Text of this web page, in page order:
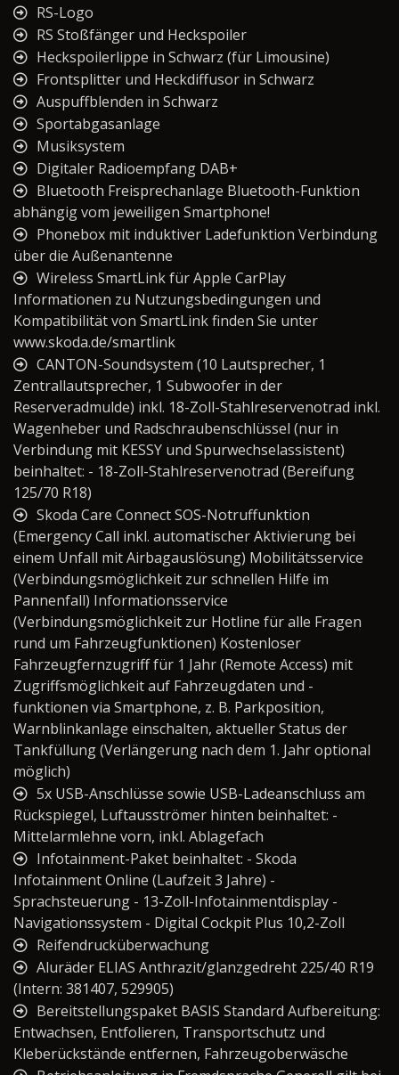
RS-Logo
RS Stoßfänger und Heckspoiler
Heckspoilerlippe in Schwarz (für Limousine)
Frontsplitter und Heckdiffusor in Schwarz
Auspuffblenden in Schwarz
Sportabgasanlage
Musiksystem
Digitaler Radioempfang DAB+
Bluetooth Freisprechanlage Bluetooth-Funktion
abhängig vom jeweiligen Smartphone!
Phonebox mit induktiver Ladefunktion Verbindung
über die Außenantenne
Wireless SmartLink für Apple CarPlay
Informationen zu Nutzungsbedingungen und
Kompatibilität von SmartLink finden Sie unter
www.skoda.de/smartlink
CANTON-Soundsystem (10 Lautsprecher, 1
Zentrallautsprecher, 1 Subwoofer in der
Reserveradmulde) inkl. 18-Zoll-Stahlreservenotrad inkl.
Wagenheber und Radschraubenschlüssel (nur in
Verbindung mit KESSY und Spurwechselassistent)
beinhaltet: - 18-Zoll-Stahlreservenotrad (Bereifung
125/70 R18)
Skoda Care Connect SOS-Notruffunktion
(Emergency Call inkl. automatischer Aktivierung bei
einem Unfall mit Airbagauslösung) Mobilitätsservice
(Verbindungsmöglichkeit zur schnellen Hilfe im
Pannenfall) Informationsservice
(Verbindungsmöglichkeit zur Hotline für alle Fragen
rund um Fahrzeugfunktionen) Kostenloser
Fahrzeugfernzugriff für 1 Jahr (Remote Access) mit
Zugriffsmöglichkeit auf Fahrzeugdaten und -
funktionen via Smartphone, z. B. Parkposition,
Warnblinkanlage einschalten, aktueller Status der
Tankfüllung (Verlängerung nach dem 1. Jahr optional
möglich)
5x USB-Anschlüsse sowie USB-Ladeanschluss am
Rückspiegel, Luftausströmer hinten beinhaltet: -
Mittelarmlehne vorn, inkl. Ablagefach
Infotainment-Paket beinhaltet: - Skoda
Infotainment Online (Laufzeit 3 Jahre) -
Sprachsteuerung - 13-Zoll-Infotainmentdisplay -
Navigationssystem - Digital Cockpit Plus 10,2-Zoll
Reifendrucküberwachung
Aluräder ELIAS Anthrazit/glanzgedreht 225/40 R19
(Intern: 381407, 529905)
Bereitstellungspaket BASIS Standard Aufbereitung:
Entwachsen, Entfolieren, Transportschutz und
Kleberückstände entfernen, Fahrzeugoberwäsche